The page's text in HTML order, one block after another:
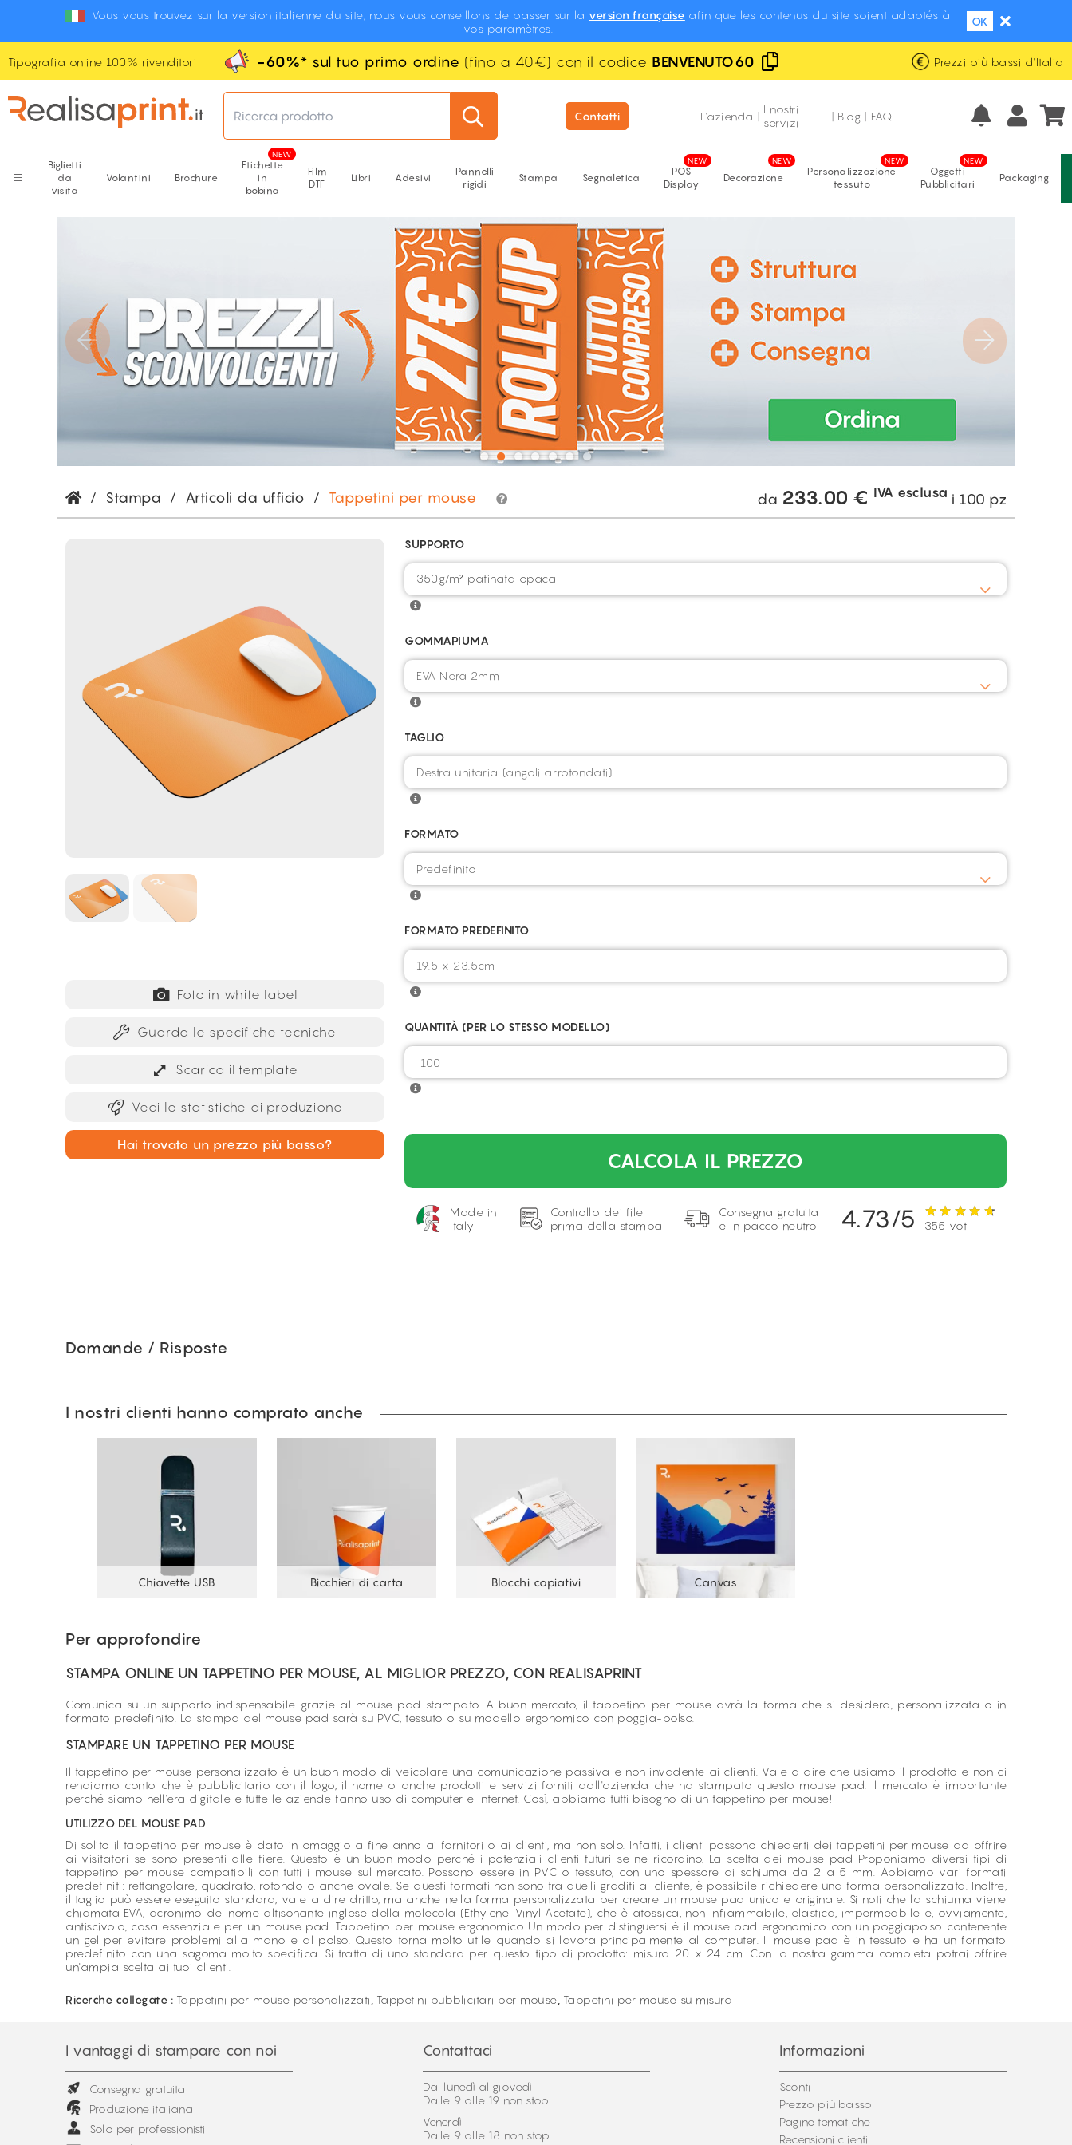
Vous vous trouvez sur la version italienne du site, nous vous conseillons de passer sur la version française afin que les contenus du site soient adaptés à
vos paramètres.
OK
Tipografia online 100% rivenditori -60%* sul tuo primo ordine (fino a 40€) con il codice BENVENUTO60
Prezzi più bassi d'Italia
Eccellente
recensioni verificate
Fabbricazione italiana
Ricerca prodotto Contatti L'azienda | I nostri
servizi
| Blog | FAQ
Biglietti
da
visita
Volantini Brochure
Etichette
in
bobina
Film
DTF
Libri Adesivi
Pannelli
rigidi
Stampa Segnaletica
POS
Display
Decorazione
Personalizzazione
tessuto
Oggetti
Pubblicitari
Packaging
/ Stampa / Articoli da ufficio / Tappetini per mouse da 233.00 € IVA esclusa i 100 pz
Foto in white label
Guarda le specifiche tecniche
Scarica il template
Vedi le statistiche di produzione
Hai trovato un prezzo più basso?
SUPPORTO
350g/m² patinata opaca
GOMMAPIUMA
TAGLIO
FORMATO
FORMATO PREDEFINITO
QUANTITÀ (PER LO STESSO MODELLO)
CALCOLA IL PREZZO
Made in
Italy
Controllo dei file
prima della stampa
Consegna gratuita
e in pacco neutro
4.73/5 355 voti
Domande / Risposte
I nostri clienti hanno comprato anche
Chiavette USB Bicchieri di carta Blocchi copiativi Canvas
Per approfondire
STAMPA ONLINE UN TAPPETINO PER MOUSE, AL MIGLIOR PREZZO, CON REALISAPRINT
Comunica su un supporto indispensabile grazie al mouse pad stampato. A buon mercato, il tappetino per mouse avrà la forma che si desidera, personalizzata o in
formato predefinito. La stampa del mouse pad sarà su PVC, tessuto o su modello ergonomico con poggia-polso.
STAMPARE UN TAPPETINO PER MOUSE
Il tappetino per mouse personalizzato è un buon modo di veicolare una comunicazione passiva e non invadente ai clienti. Vale a dire che usiamo il prodotto e non ci
rendiamo conto che è pubblicitario con il logo, il nome o anche prodotti e servizi forniti dall'azienda che ha stampato questo mouse pad. Il mercato è importante
perché siamo nell'era digitale e tutte le aziende fanno uso di computer e Internet. Così, abbiamo tutti bisogno di un tappetino per mouse!
UTILIZZO DEL MOUSE PAD
Di solito il tappetino per mouse è dato in omaggio a fine anno ai fornitori o ai clienti, ma non solo. Infatti, i clienti possono chiederti dei tappetini per mouse da offrire
ai visitatori se sono presenti alle fiere. Questo è un buon modo perché i potenziali clienti futuri se ne ricordino. La scelta dei mouse pad Proponiamo diversi tipi di
tappetino per mouse compatibili con tutti i mouse sul mercato. Possono essere in PVC o tessuto, con uno spessore di schiuma da 2 a 5 mm. Abbiamo vari formati
predefiniti: rettangolare, quadrato, rotondo o anche ovale. Se questi formati non sono tra quelli graditi al cliente, è possibile richiedere una forma personalizzata. Inoltre,
il taglio può essere eseguito standard, vale a dire dritto, ma anche nella forma personalizzata per creare un mouse pad unico e originale. Si noti che la schiuma viene
chiamata EVA, acronimo del nome altisonante inglese della molecola (Ethylene-Vinyl Acetate), che è atossica, non infiammabile, elastica, impermeabile e, ovviamente,
antiscivolo, cosa essenziale per un mouse pad. Tappetino per mouse ergonomico Un modo per distinguersi è il mouse pad ergonomico con un poggiapolso contenente
un gel per evitare problemi alla mano e al polso. Questo torna molto utile quando si lavora principalmente al computer. Il mouse pad è in tessuto e ha un formato
predefinito con una sagoma molto specifica. Si tratta di uno standard per questo tipo di prodotto: misura 20 x 24 cm. Con la nostra gamma completa potrai offrire
un'ampia scelta ai tuoi clienti.
Ricerche collegate : Tappetini per mouse personalizzati Tappetini pubblicitari per mouse Tappetini per mouse su misura
I vantaggi di stampare con noi
Consegna gratuita
Produzione italiana
Solo per professionisti
Contattaci
Dal lunedì al giovedì
Dalle 9 alle 19 non stop
Venerdì
Dalle 9 alle 18 non stop
Informazioni
Sconti
Prezzo più basso
Pagine tematiche
Recensioni clienti